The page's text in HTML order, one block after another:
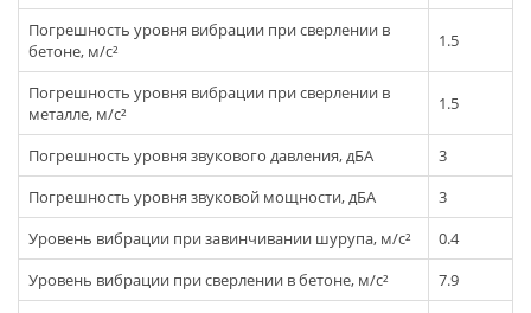
Погрешность уровня вибрации при сверлении в
бетоне, м/с²
1.5
Погрешность уровня вибрации при сверлении в
металле, м/с²
1.5
Погрешность уровня звукового давления, дБА
3
Погрешность уровня звуковой мощности, дБА
3
Уровень вибрации при завинчивании шурупа, м/с²
0.4
Уровень вибрации при сверлении в бетоне, м/с²
7.9